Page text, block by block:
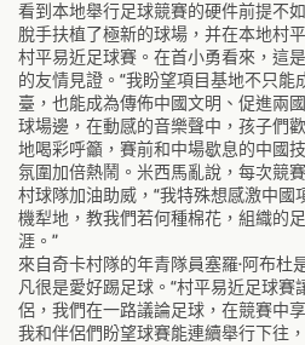
看到本地舉行足球競賽的硬件前提不
脫手扶植了極新的球場，并在本地村
村平易近足球賽。在首小勇看來，這
的友情見證。“我盼望項目基地不只
臺，也能成為傳佈中國文明、促進兩
球場邊，在動感的音樂聲中，孩子們
地喝彩呼籲，賽前和中場歇息的中國
氛圍加倍熱鬧。米西馬亂說，每次競
村球隊加油助威，“我特殊想感激中
機犁地，教我們若何種棉花，組織的
涯。”
來自奇卡村隊的年青隊員塞羅·阿布杜
凡很是愛好踢足球。“村平易近足球
侶，我們在一路議論足球，在競賽中
我和伴侶們盼望球賽能連續舉行下往